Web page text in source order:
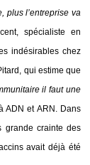
plus l’entreprise va
spécialiste en
indésirables chez
qui estime que
il faut une
ADN et ARN. Dans
grande crainte des
avait déjà été